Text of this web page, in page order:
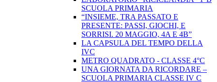
SCUOLA PRIMARIA
“INSIEME, TRA PASSATO E
PRESENTE: PASSI, GIOCHI, E
SORRISI. 20 MAGGIO, 4A E 4B”
LA CAPSULA DEL TEMPO DELLA
IVC
METRO QUADRATO - CLASSE 4°C
UNA GIORNATA DA RICORDARE –
SCUOLA PRIMARIA CLASSE IV C